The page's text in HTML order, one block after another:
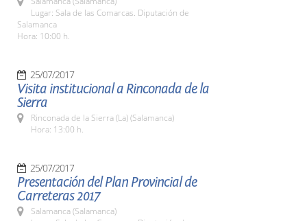
Lugar: Sala de las Comarcas. Diputación de
Salamanca
Hora: 10:00 h.
25/07/2017
Visita institucional a Rinconada de la
Sierra
Rinconada de la Sierra (La) (Salamanca)
Hora: 13:00 h.
25/07/2017
Presentación del Plan Provincial de
Carreteras 2017
Salamanca (Salamanca)